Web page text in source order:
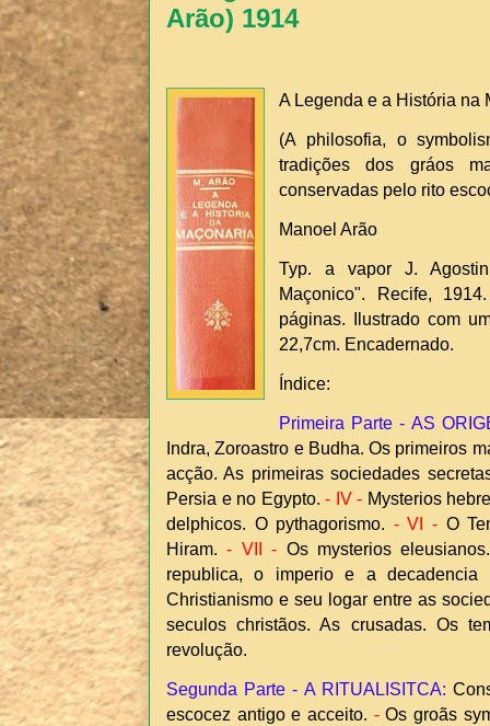
Arão) 1914
A Legenda e a História na
(A philosofia, o
tradições dos gráos
conservadas pelo rito
Manoel Arão
Typ. a vapor J.
Maçonico". Recife,
páginas. Ilustrado com
22,7cm. Encadernado.
Índice:
Primeira Parte - AS
Indra, Zoroastro e Budha. Os primeiros
acção. As primeiras sociedades
Persia e no Egypto.- IV - Mysterios
delphicos. O pythagorismo. - VI -O
Hiram.- VII - Os mysterios
republica, o imperio e a decadencia
Christianismo e seu logar entre as
seculos christãos. As crusadas. Os
revolução.
Segunda Parte - A RITUALISITCA:
escocez antigo e acceito. -Os groãs